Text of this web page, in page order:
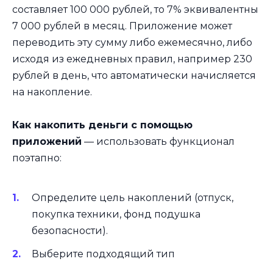
составляет 100 000 рублей, то 7% эквивалентны
7 000 рублей в месяц. Приложение может
переводить эту сумму либо ежемесячно, либо
исходя из ежедневных правил, например 230
рублей в день, что автоматически начисляется
на накопление.
Как накопить деньги с помощью
приложений — использовать функционал
поэтапно:
Определите цель накоплений (отпуск,
покупка техники, фонд подушка
безопасности).
Выберите подходящий тип